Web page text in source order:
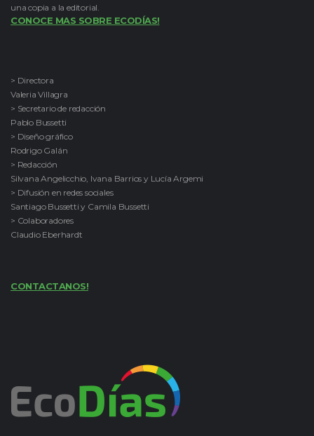
una copia a la editorial.
CONOCE MAS SOBRE ECODÍAS!
> Directora
Valeria Villagra
> Secretario de redacción
Pablo Bussetti
> Diseño gráfico
Rodrigo Galán
> Redacción
Silvana Angelicchio, Ivana Barrios y Lucía Argemi
> Difusión en redes sociales
Santiago Bussetti y Camila Bussetti
> Colaboradores
Claudio Eberhardt
CONTACTANOS!